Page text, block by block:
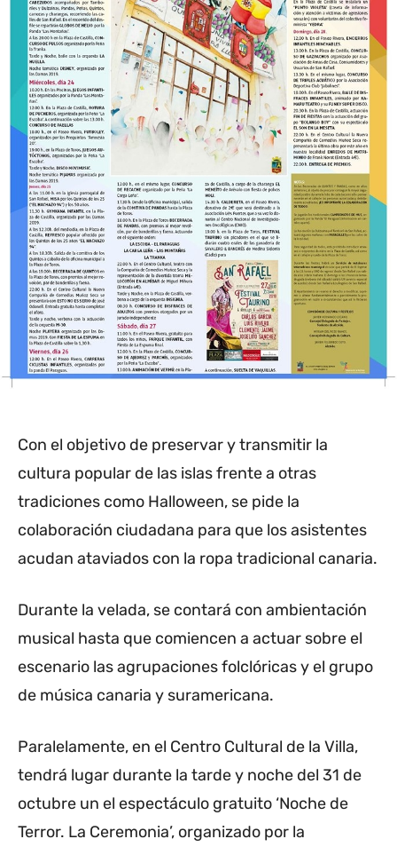
Con el objetivo de preservar y transmitir la
cultura popular de las islas frente a otras
tradiciones como Halloween, se pide la
colaboración ciudadana para que los asistentes
acudan ataviados con la ropa tradicional canaria.
Durante la velada, se contará con ambientación
musical hasta que comiencen a actuar sobre el
escenario las agrupaciones folclóricas y el grupo
de música canaria y suramericana.
Paralelamente, en el Centro Cultural de la Villa,
tendrá lugar durante la tarde y noche del 31 de
octubre un el espectáculo gratuito ‘Noche de
Terror. La Ceremonia’, organizado por la